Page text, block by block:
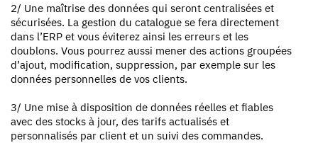
2/ Une maîtrise des données qui seront centralisées et
sécurisées. La gestion du catalogue se fera directement
dans l’ERP et vous éviterez ainsi les erreurs et les
doublons. Vous pourrez aussi mener des actions groupées
d’ajout, modification, suppression, par exemple sur les
données personnelles de vos clients.
3/ Une mise à disposition de données réelles et fiables
avec des stocks à jour, des tarifs actualisés et
personnalisés par client et un suivi des commandes.